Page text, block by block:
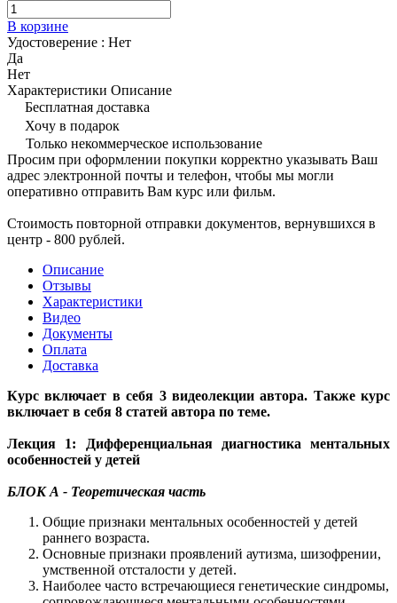
В корзине
Удостоверение : Нет
Да
Нет
Характеристики Описание
Бесплатная доставка
Хочу в подарок
Только некоммерческое использование
Просим при оформлении покупки корректно указывать Ваш
адрес электронной почты и телефон, чтобы мы могли
оперативно отправить Вам курс или фильм.
Стоимость повторной отправки документов, вернувшихся в
центр - 800 рублей.
Описание
Отзывы
Характеристики
Видео
Документы
Оплата
Доставка
Курс включает в себя 3 видеолекции автора. Также курс
включает в себя 8 статей автора по теме.
Лекция 1: Дифференциальная диагностика ментальных
особенностей у детей
БЛОК А - Теоретическая часть
Общие признаки ментальных особенностей у детей
раннего возраста.
Основные признаки проявлений аутизма, шизофрении,
умственной отсталости у детей.
Наиболее часто встречающиеся генетические синдромы,